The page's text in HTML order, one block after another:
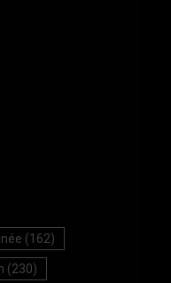
(162)
(230)